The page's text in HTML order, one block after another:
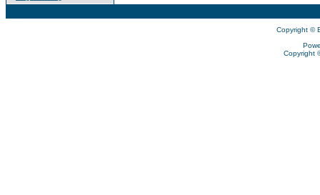
Copyright ©
Copyright